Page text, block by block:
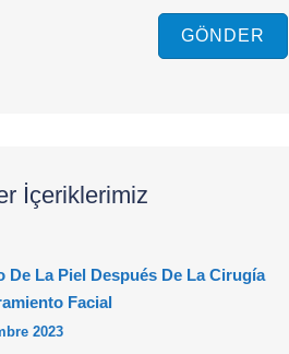
GÖNDER
İçeriklerimiz
De La Piel Después De La Cirugía
Facial
2023